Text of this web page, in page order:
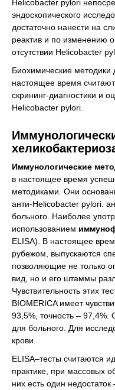
Helicobacter pylori
эндоскопического
достаточно нанести на
реактив и по изменению
отсутствии Helicobacter
Биохимические методики
настоящее время
скрининг-диагностики и
Helicobacter pylori.
Иммунологические
в настоящее время
методиками. Они
анти-Helicobacter pylori.
больного. Наиболее
использованием
ELISA). В настоящее
рубежом, выпускаются
позволяющие не только
вид, но и его штаммы
Чувствительность этих
BIOMERICA имеет
93,5%, точность –
для больного. Для
крови.
ELISA–тесты считаются
практике, при массовых
них есть один